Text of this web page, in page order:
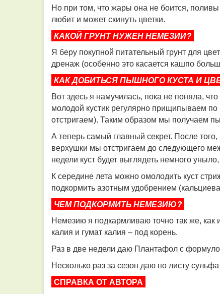
Но при том, что жары она не боится,
любит и может скинуть цветки.
КАКОЙ ГРУНТ НУЖЕН НЕМЕЗИИ?
Я беру покупной питательный грунт для
дренаж (особенно это касается кашпо
КАК ДОБИТЬСЯ ПЫШНОГО КУСТА И
Вот здесь я намучилась, пока не поняла,
молодой кустик регулярно прищипываем по
отстригаем). Таким образом мы получаем
А теперь самый главный секрет. После
верхушки мы отстригаем до следующего
недели куст будет выглядеть немного
К середине лета можно омолодить куст
подкормить азотным удобрением
ЧЕМ ПОДКОРМИТЬ НЕМЕЗИЮ?
Немезию я подкармливаю точно так же,
калия и гумат калия – под корень.
Раз в две недели даю Плантафол с
Несколько раз за сезон даю по листу
СПРАВКА ОТ АВТОРА